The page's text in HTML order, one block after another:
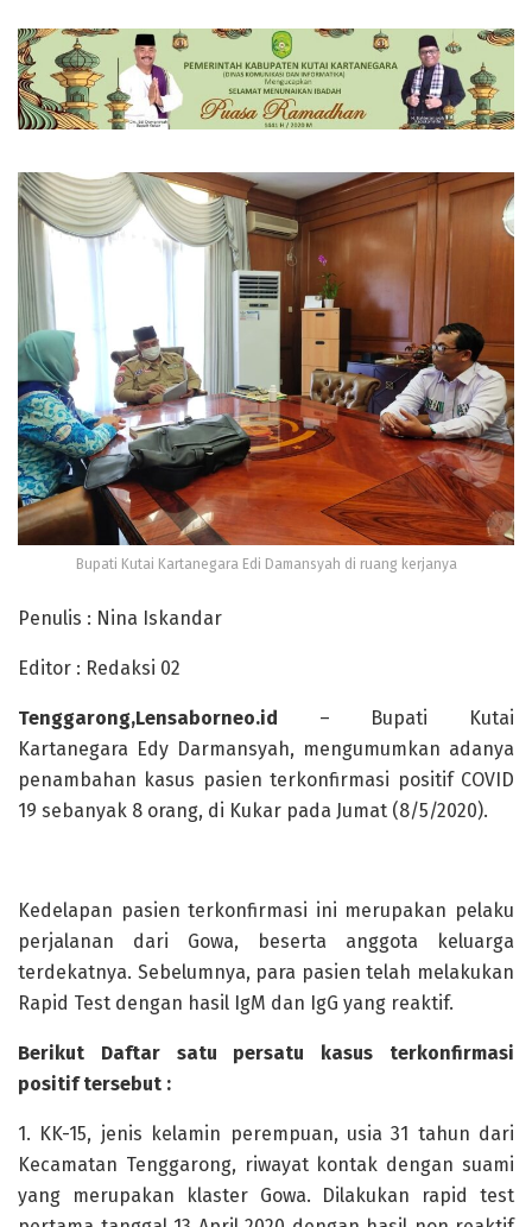
Bupati Kutai Kartanegara Edi Damansyah di ruang kerjanya
Penulis : Nina Iskandar
Editor : Redaksi 02
Tenggarong,Lensaborneo.id – Bupati Kutai
Kartanegara Edy Darmansyah, mengumumkan adanya
penambahan kasus pasien terkonfirmasi positif COVID
19 sebanyak 8 orang, di Kukar pada Jumat (8/5/2020).
Kedelapan pasien terkonfirmasi ini merupakan pelaku
perjalanan dari Gowa, beserta anggota keluarga
terdekatnya. Sebelumnya, para pasien telah melakukan
Rapid Test dengan hasil IgM dan IgG yang reaktif.
Berikut Daftar satu persatu kasus terkonfirmasi
positif tersebut :
1. KK-15, jenis kelamin perempuan, usia 31 tahun dari
Kecamatan Tenggarong, riwayat kontak dengan suami
yang merupakan klaster Gowa. Dilakukan rapid test